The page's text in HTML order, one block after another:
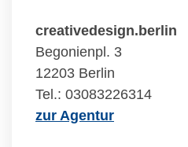
creativedesign.berlin
Begonienpl. 3
12203 Berlin
Tel.: 03083226314
zur Agentur